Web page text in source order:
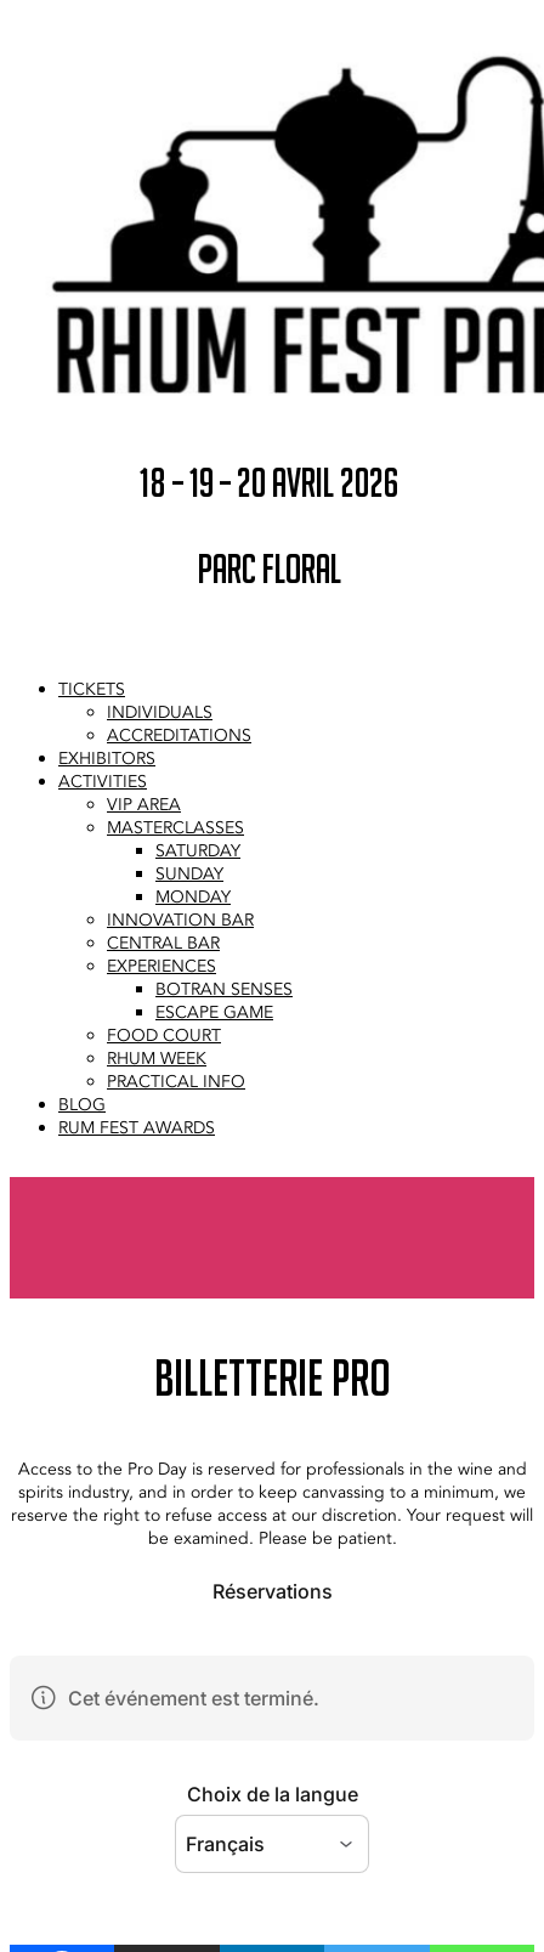
18 – 19 – 20 AVRIL 2026
PARC FLORAL
TICKETS
INDIVIDUALS
ACCREDITATIONS
EXHIBITORS
ACTIVITIES
VIP AREA
MASTERCLASSES
SATURDAY
SUNDAY
MONDAY
INNOVATION BAR
CENTRAL BAR
EXPERIENCES
BOTRAN SENSES
ESCAPE GAME
FOOD COURT
RHUM WEEK
PRACTICAL INFO
BLOG
RUM FEST AWARDS
BILLETTERIE PRO
Access to the Pro Day is reserved for professionals in the wine and
spirits industry, and in order to keep canvassing to a minimum, we
reserve the right to refuse access at our discretion. Your request will
be examined. Please be patient.